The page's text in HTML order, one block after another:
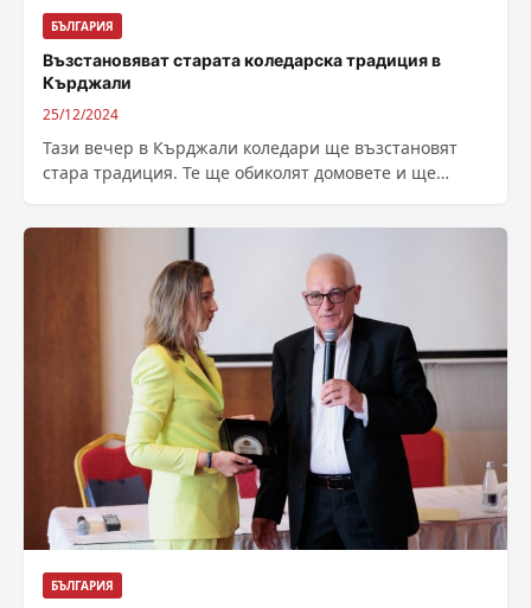
БЪЛГАРИЯ
Възстановяват старата коледарска традиция в
Кърджали
25/12/2024
Тази вечер в Кърджали коледари ще възстановят
стара традиция. Те ще обиколят домовете и ще
БЪЛГАРИЯ